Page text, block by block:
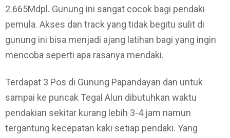
2.665Mdpl. Gunung ini sangat cocok bagi pendaki
pemula. Akses dan track yang tidak begitu sulit di
gunung ini bisa menjadi ajang latihan bagi yang ingin
mencoba seperti apa rasanya mendaki.
Terdapat 3 Pos di Gunung Papandayan dan untuk
sampai ke puncak Tegal Alun dibutuhkan waktu
pendakian sekitar kurang lebih 3-4 jam namun
tergantung kecepatan kaki setiap pendaki. Yang